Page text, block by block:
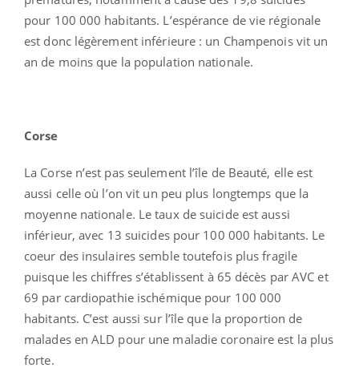
pour 100 000 habitants. L’espérance de vie régionale
est donc légèrement inférieure : un Champenois vit un
an de moins que la population nationale.
Corse
La Corse n’est pas seulement l’île de Beauté, elle est
aussi celle où l’on vit un peu plus longtemps que la
moyenne nationale. Le taux de suicide est aussi
inférieur, avec 13 suicides pour 100 000 habitants. Le
coeur des insulaires semble toutefois plus fragile
puisque les chiffres s’établissent à 65 décès par AVC et
69 par cardiopathie ischémique pour 100 000
habitants. C’est aussi sur l’île que la proportion de
malades en ALD pour une maladie coronaire est la plus
forte.